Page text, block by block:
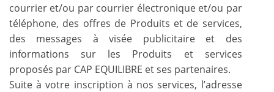
courrier et/ou par courrier électronique et/ou par
téléphone, des offres de Produits et de services,
des messages à visée publicitaire et des
informations sur les Produits et services
proposés par CAP EQUILIBRE et ses partenaires.
Suite à votre inscription à nos services, l’adresse